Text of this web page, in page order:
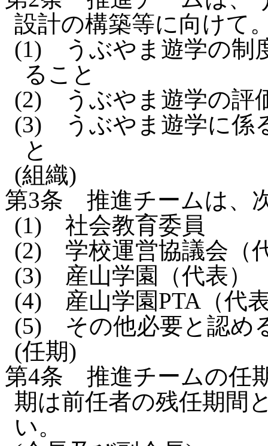
設計の構築等に向けて
(1)
うぶやま遊学の制
ること
(2)
うぶやま遊学の評
(3)
うぶやま遊学に係
と
(組織)
第3条 推進チームは、
(1) 社会教育委員
(2) 学校運営協議会（
(3) 産山学園（代表）
(4) 産山学園PTA（代
(5) その他必要と認め
(任期)
第4条 推進チームの任
期は前任者の残任期間
い。